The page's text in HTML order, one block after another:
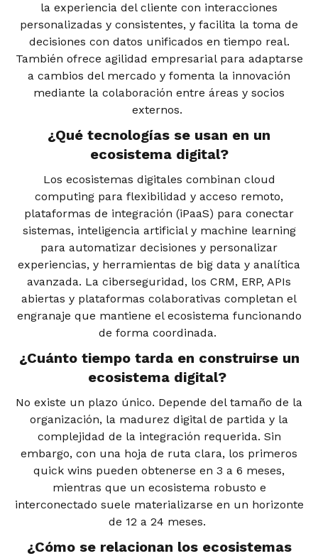
la experiencia del cliente con interacciones
personalizadas y consistentes, y facilita la toma de
decisiones con datos unificados en tiempo real.
También ofrece agilidad empresarial para adaptarse
a cambios del mercado y fomenta la innovación
mediante la colaboración entre áreas y socios
externos.
¿Qué tecnologías se usan en un
ecosistema digital?
Los ecosistemas digitales combinan cloud
computing para flexibilidad y acceso remoto,
plataformas de integración (iPaaS) para conectar
sistemas, inteligencia artificial y machine learning
para automatizar decisiones y personalizar
experiencias, y herramientas de big data y analítica
avanzada. La ciberseguridad, los CRM, ERP, APIs
abiertas y plataformas colaborativas completan el
engranaje que mantiene el ecosistema funcionando
de forma coordinada.
¿Cuánto tiempo tarda en construirse un
ecosistema digital?
No existe un plazo único. Depende del tamaño de la
organización, la madurez digital de partida y la
complejidad de la integración requerida. Sin
embargo, con una hoja de ruta clara, los primeros
quick wins pueden obtenerse en 3 a 6 meses,
mientras que un ecosistema robusto e
interconectado suele materializarse en un horizonte
de 12 a 24 meses.
¿Cómo se relacionan los ecosistemas